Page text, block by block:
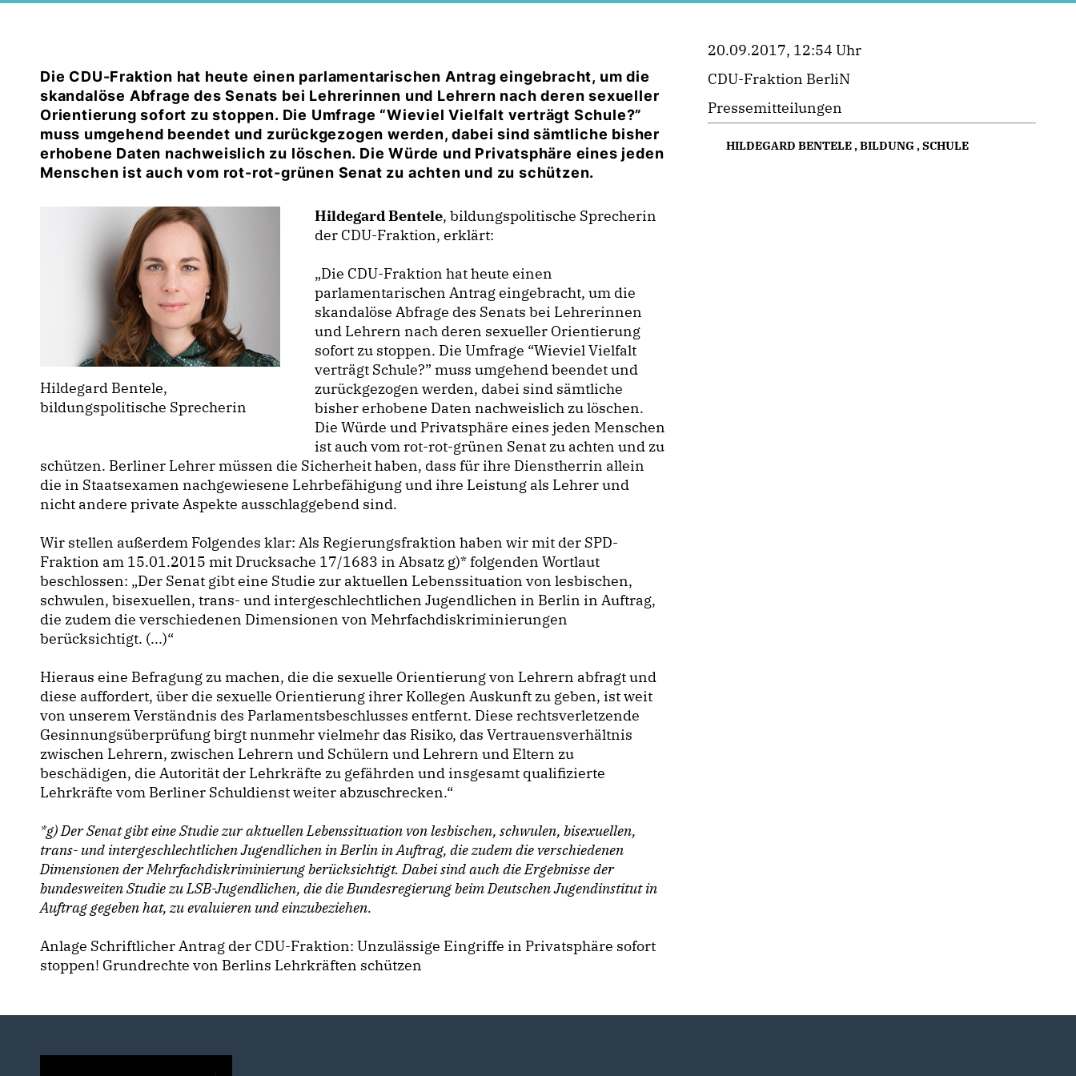
Die CDU-Fraktion hat heute einen parlamentarischen Antrag eingebracht, um die
skandalöse Abfrage des Senats bei Lehrerinnen und Lehrern nach deren sexueller
Orientierung sofort zu stoppen. Die Umfrage “Wieviel Vielfalt verträgt Schule?”
muss umgehend beendet und zurückgezogen werden, dabei sind sämtliche bisher
erhobene Daten nachweislich zu löschen. Die Würde und Privatsphäre eines jeden
Menschen ist auch vom rot-rot-grünen Senat zu achten und zu schützen.
Hildegard Bentele,
bildungspolitische Sprecherin
Hildegard Bentele, bildungspolitische Sprecherin
der CDU-Fraktion, erklärt:
Die CDU-Fraktion hat heute einen
parlamentarischen Antrag eingebracht, um die
skandalöse Abfrage des Senats bei Lehrerinnen
und Lehrern nach deren sexueller Orientierung
sofort zu stoppen. Die Umfrage “Wieviel Vielfalt
verträgt Schule?” muss umgehend beendet und
zurückgezogen werden, dabei sind sämtliche
bisher erhobene Daten nachweislich zu löschen.
Die Würde und Privatsphäre eines jeden Menschen
ist auch vom rot-rot-grünen Senat zu achten und zu
schützen. Berliner Lehrer müssen die Sicherheit haben, dass für ihre Dienstherrin allein
die in Staatsexamen nachgewiesene Lehrbefähigung und ihre Leistung als Lehrer und
nicht andere private Aspekte ausschlaggebend sind.
Wir stellen außerdem Folgendes klar: Als Regierungsfraktion haben wir mit der SPD-
Fraktion am 15.01.2015 mit Drucksache 17/1683 in Absatz g)* folgenden Wortlaut
beschlossen: „Der Senat gibt eine Studie zur aktuellen Lebenssituation von lesbischen,
schwulen, bisexuellen, trans- und intergeschlechtlichen Jugendlichen in Berlin in Auftrag,
die zudem die verschiedenen Dimensionen von Mehrfachdiskriminierungen
berücksichtigt. (...)“
Hieraus eine Befragung zu machen, die die sexuelle Orientierung von Lehrern abfragt und
diese auffordert, über die sexuelle Orientierung ihrer Kollegen Auskunft zu geben, ist weit
von unserem Verständnis des Parlamentsbeschlusses entfernt. Diese rechtsverletzende
Gesinnungsüberprüfung birgt nunmehr vielmehr das Risiko, das Vertrauensverhältnis
zwischen Lehrern, zwischen Lehrern und Schülern und Lehrern und Eltern zu
beschädigen, die Autorität der Lehrkräfte zu gefährden und insgesamt qualifizierte
Lehrkräfte vom Berliner Schuldienst weiter abzuschrecken.“
*g) Der Senat gibt eine Studie zur aktuellen Lebenssituation von lesbischen, schwulen, bisexuellen,
trans- und intergeschlechtlichen Jugendlichen in Berlin in Auftrag, die zudem die verschiedenen
Dimensionen der Mehrfachdiskriminierung berücksichtigt. Dabei sind auch die Ergebnisse der
bundesweiten Studie zu LSB-Jugendlichen, die die Bundesregierung beim Deutschen Jugendinstitut in
Auftrag gegeben hat, zu evaluieren und einzubeziehen.
Anlage Schriftlicher Antrag der CDU-Fraktion: Unzulässige Eingriffe in Privatsphäre sofort
stoppen! Grundrechte von Berlins Lehrkräften schützen
20.09.2017, 12:54 Uhr
CDU-Fraktion BerliN
Pressemitteilungen
HILDEGARD BENTELE,BILDUNG,SCHULE